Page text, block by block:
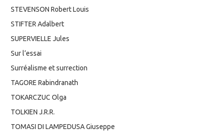
STEVENSON Robert Louis
STIFTER Adalbert
SUPERVIELLE Jules
Sur l’essai
Surréalisme et surrection
TAGORE Rabindranath
TOKARCZUC Olga
TOLKIEN J.R.R.
TOMASI DI LAMPEDUSA Giuseppe